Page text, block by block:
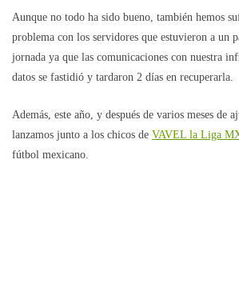
Aunque no todo ha sido bueno, también hemos
problema con los servidores que estuvieron a un
jornada ya que las comunicaciones con nuestra
datos se fastidió y tardaron 2 días en recuperarla.
Además, este año, y después de varios meses de
lanzamos junto a los chicos de VAVEL la Liga
fútbol mexicano.